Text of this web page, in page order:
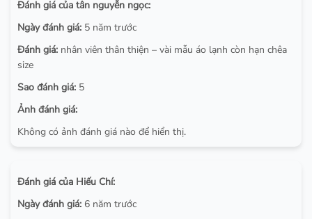
Đánh giá của tân nguyễn ngọc:
Ngày đánh giá: 5 năm trước
Đánh giá: nhân viên thân thiện – vài mẫu áo lạnh còn hạn chêa
size
Sao đánh giá: 5
Ảnh đánh giá:
Không có ảnh đánh giá nào để hiển thị.
Đánh giá của Hiếu Chí:
Ngày đánh giá: 6 năm trước